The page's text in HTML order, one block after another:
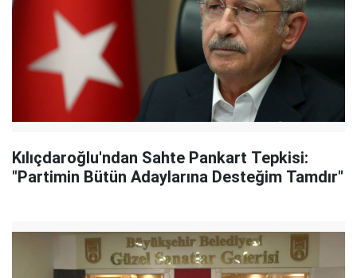
Kılıçdaroğlu'ndan Sahte Pankart Tepkisi:
"Partimin Bütün Adaylarına Desteğim Tamdır"